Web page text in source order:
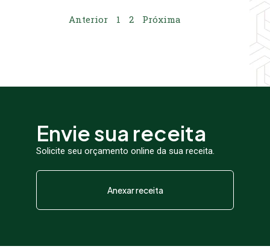
Anterior 1 2 Próxima
Envie sua receita
Solicite seu orçamento online da sua receita.
Anexar receita